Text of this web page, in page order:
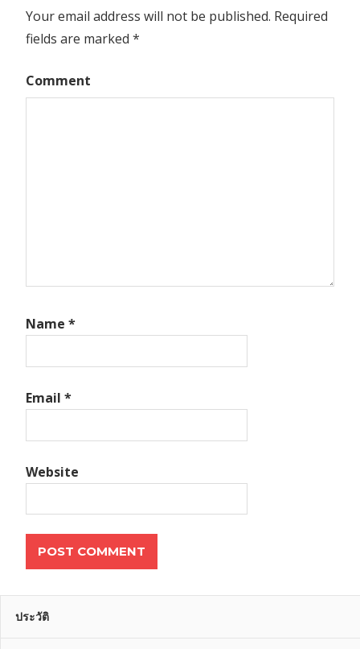
Your email address will not be published. Required
fields are marked *
Comment
Name *
Email *
Website
ประวัติ